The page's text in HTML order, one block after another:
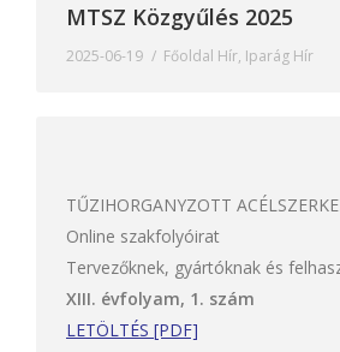
MTSZ Közgyűlés 2025
2025-06-19 Főoldal Hír, Iparág Hír
TŰZIHORGANYZOTT
Online szakfolyóirat
Tervezőknek, gyártóknak és
XIII. évfolyam, 1. szám
LETÖLTÉS [PDF]